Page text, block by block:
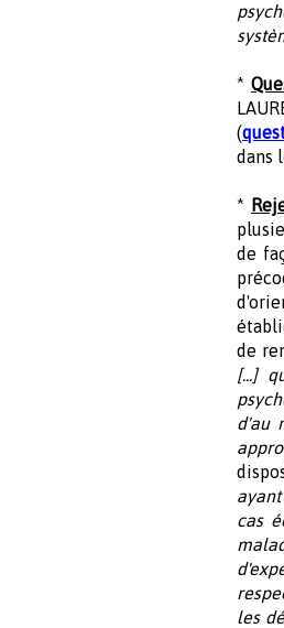
*
(
dans
*
de
de
[...]
d'au
cas
les